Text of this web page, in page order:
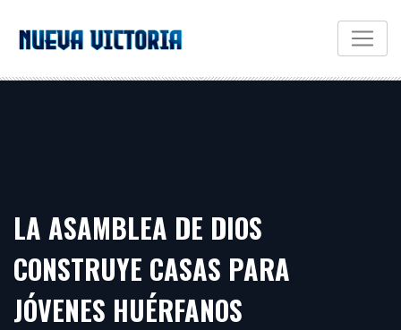
LA ASAMBLEA DE DIOS
CONSTRUYE CASAS PARA
JÓVENES HUÉRFANOS